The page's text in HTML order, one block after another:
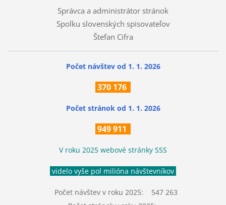
Správca a administrátor stránok
Spolku slovenských spisovateľov
Štefan Cifra
Počet návštev od 1. 1. 2026
370 176
Počet stránok od 1. 1. 2026
949 911
V roku 2025 webové stránky SSS
videlo vyše pol milióna návštevníkov
Počet návštev v roku 2025: 547 263